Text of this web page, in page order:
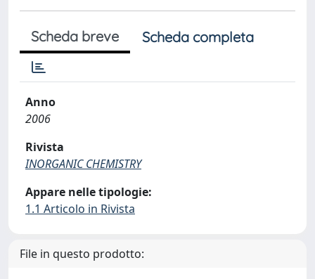
Scheda breve Scheda completa
Anno
2006
Rivista
INORGANIC CHEMISTRY
Appare nelle tipologie:
1.1 Articolo in Rivista
File in questo prodotto: